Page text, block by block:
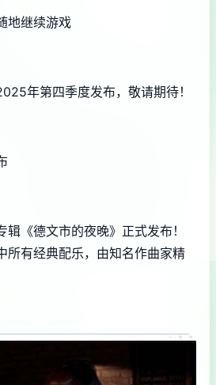
地继续游戏
年第四季度发布，敬请期待！
《德文市的夜晚》正式发布！
所有经典配乐，由知名作曲家精